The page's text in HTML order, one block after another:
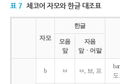
표 7 체코어 자모와 한글 대조표
자모
한글
모음
앞
자음
앞ㆍ어말
b ㅂ ㅂ, 브, 프